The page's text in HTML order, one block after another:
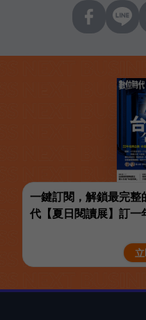
一鍵訂閱，解鎖最完
代【夏日閱讀展】訂